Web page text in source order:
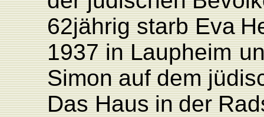
62jährig starb Eva
1937 inLaupheim
Simon auf dem
Das Haus in der